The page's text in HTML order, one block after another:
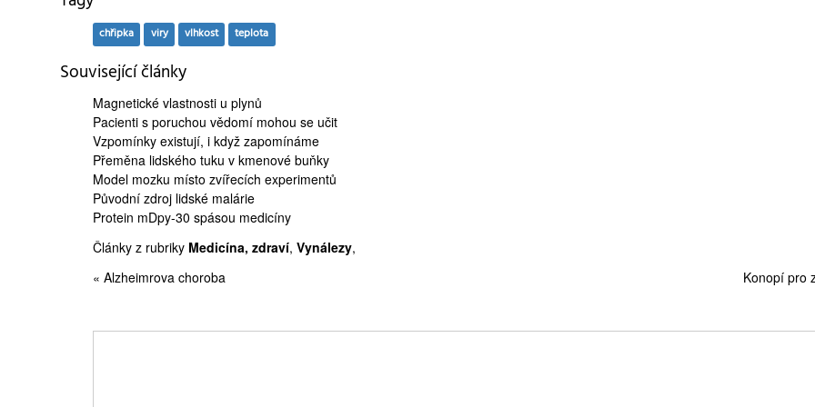
chřipka viry vlhkost teplota
Související články
Magnetické vlastnosti u plynů
Pacienti s poruchou vědomí mohou se učit
Vzpomínky existují, i když zapomínáme
Přeměna lidského tuku v kmenové buňky
Model mozku místo zvířecích experimentů
Původní zdroj lidské malárie
Protein mDpy-30 spásou medicíny
Články z rubriky Medicína, zdraví, Vynálezy,
« Alzheimrova choroba
Konopí pro